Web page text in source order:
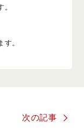
。
次の記事